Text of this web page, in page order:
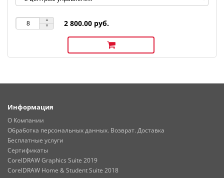
2 800.00 руб.
Информация
О Компании
Обработка персональных данных. Возврат. Доставка
Бесплатные услуги
Сертификаты
CorelDRAW Graphics Suite 2019
CorelDRAW Home & Student Suite 2018